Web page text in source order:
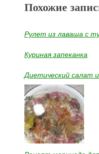
Похожие
Рулет из лаваша с
Куриная запеканка
Диетический салат